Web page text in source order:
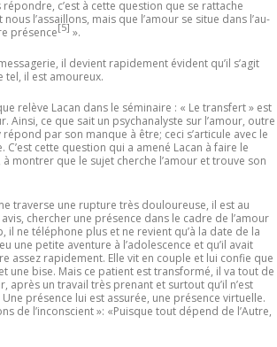
répondre, c’est à cette question que se rattache
l’assaillons, mais que l’amour se situe dans l’au-
présence[5] ».
il devient rapidement évident qu’il s’agit
tel, il est amoureux.
relève Lacan dans le séminaire : « Le transfert» est
Ainsi, ce que sait un psychanalyste sur l’amour, outre
par son manque à être; ceci s’articule avec le
cette question qui a amené Lacan à faire le
montrer que le sujet cherche l’amour et trouve son
traverse une rupture très douloureuse, il est au
chercher une présence dans le cadre de l’amour
il ne téléphone plus et ne revient qu’à la date de la
une petite aventure à l’adolescence et qu’il avait
assez rapidement. Elle vit en couple et lui confie que
une bise. Mais ce patient est transformé, il va tout de
après un travail très prenant et surtout qu’il n’est
présence lui est assurée, une présence virtuelle.
de l’inconscient »: «Puisque tout dépend de l’Autre,